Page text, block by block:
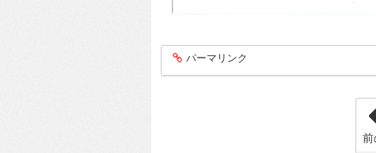
entry304
パーマリンク
前